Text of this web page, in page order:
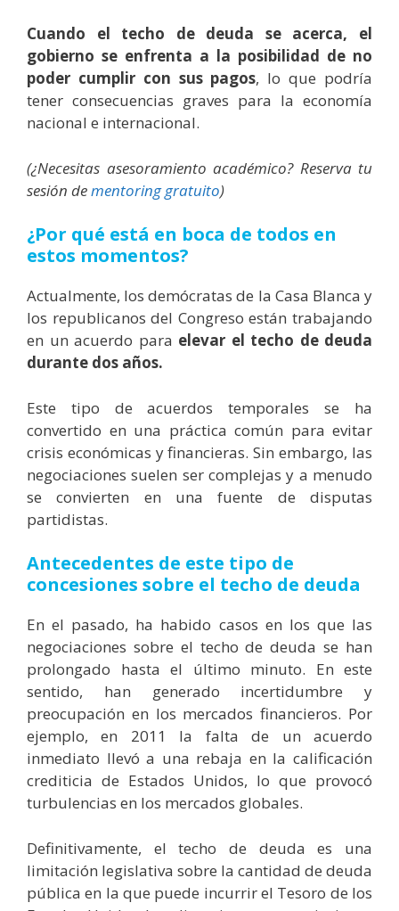
Cuando el techo de deuda se acerca, el
gobierno se enfrenta a la posibilidad de no
poder cumplir con sus pagos, lo que podría
tener consecuencias graves para la economía
nacional e internacional.
(¿Necesitas asesoramiento académico? Reserva tu
sesión dementoring gratuito)
¿Por qué está en boca de todos en
estos momentos?
Actualmente, los demócratas de la Casa Blanca y
los republicanos del Congreso están trabajando
en un acuerdo para elevar el techo de deuda
durante dos años.
Este tipo de acuerdos temporales se ha
convertido en una práctica común para evitar
crisis económicas y financieras. Sin embargo, las
negociaciones suelen ser complejas y a menudo
se convierten en una fuente de disputas
partidistas.
Antecedentes de este tipo de
concesiones sobre el techo de deuda
En el pasado, ha habido casos en los que las
negociaciones sobre el techo de deuda se han
prolongado hasta el último minuto. En este
sentido, han generado incertidumbre y
preocupación en los mercados financieros. Por
ejemplo, en 2011 la falta de un acuerdo
inmediato llevó a una rebaja en la calificación
crediticia de Estados Unidos, lo que provocó
turbulencias en los mercados globales.
Definitivamente, el techo de deuda es una
limitación legislativa sobre la cantidad de deuda
pública en la que puede incurrir el Tesoro de los